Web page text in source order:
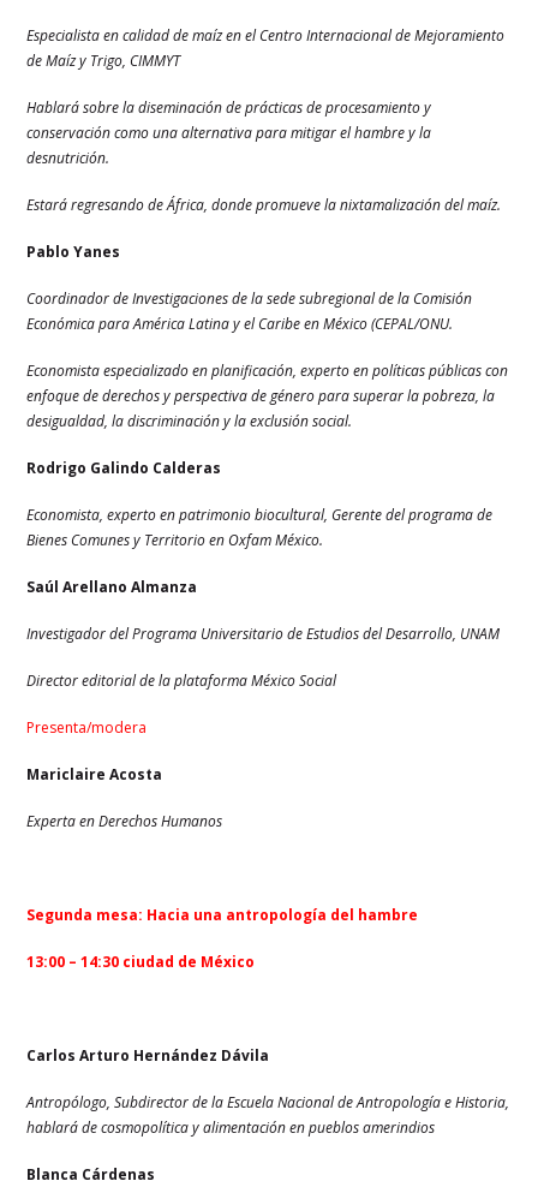
Especialista en calidad de maíz en el Centro Internacional de Mejoramiento
de Maíz y Trigo, CIMMYT
Hablará sobre la diseminación de prácticas de procesamiento y
conservación como una alternativa para mitigar el hambre y la
desnutrición.
Estará regresando de África, donde promueve la nixtamalización del maíz.
Pablo Yanes
Coordinador de Investigaciones de la sede subregional de la Comisión
Económica para América Latina y el Caribe en México (CEPAL/ONU.
Economista especializado en planificación, experto en políticas públicas con
enfoque de derechos y perspectiva de género para superar la pobreza, la
desigualdad, la discriminación y la exclusión social.
Rodrigo Galindo Calderas
Economista, experto en patrimonio biocultural, Gerente del programa de
Bienes Comunes y Territorio en Oxfam México.
Saúl Arellano Almanza
Investigador del Programa Universitario de Estudios del Desarrollo, UNAM
Director editorial de la plataforma México Social
Presenta/modera
Mariclaire Acosta
Experta en Derechos Humanos
Segunda mesa: Hacia una antropología del hambre
13:00 – 14:30 ciudad de México
Carlos Arturo Hernández Dávila
Antropólogo, Subdirector de la Escuela Nacional de Antropología e Historia,
hablará de cosmopolítica y alimentación en pueblos amerindios
Blanca Cárdenas